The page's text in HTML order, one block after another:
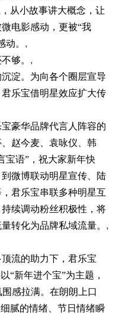
从小故事讲大概念，让
微电影感动，更被“我
。 ,
够。 ,
淀。为向各个圈层宣导
乐宝借明星效应扩大传
豪华品牌代言人阵容的
赵今麦、袁咏仪、韩
宝语”，祝大家新年快
微博联动明星宣传、陆
君乐宝串联多种明星互
续调动粉丝积极性 ，将
转化为品牌私域流量。 ,
流的助力下，君乐宝
“新年进个宝”为主题，
感拉满。在朗朗上口
腻的情绪、节日情绪瞬